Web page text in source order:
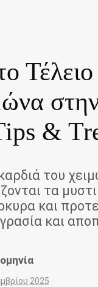
&
του
τα
και
και
2025